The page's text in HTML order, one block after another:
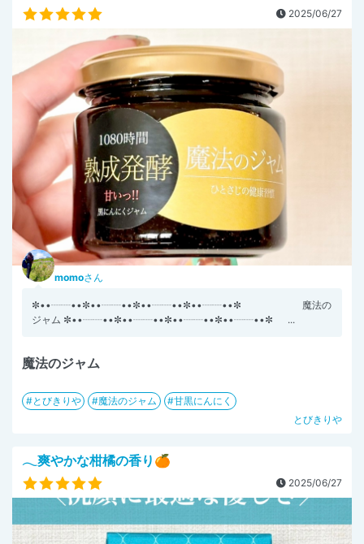
2025/06/27
momoさん
✼••┈┈••✼••┈┈••✼••┈┈••✼••┈┈••✼ 魔法の
ジャム ✼••┈┈••✼••┈┈••✼••┈┈••✼••┈┈••✼ ...
魔法のジャム
とびきりや 魔法のジャム
甘黒にんにく
とびきりや
𓂃爽やかな柑橘の香り🍊
2025/06/27